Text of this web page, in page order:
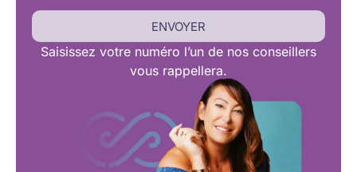
ENVOYER
Saisissez votre numéro l’un de nos conseillers
vous rappellera.